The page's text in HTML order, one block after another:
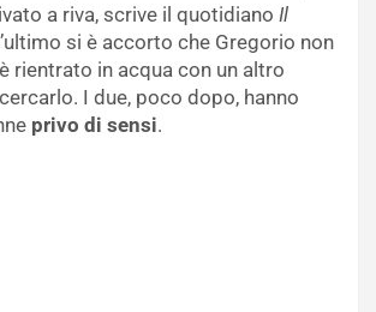
a riva, scrive il quotidiano Il
si è accorto che Gregorio non
rientrato in acqua con un altro
I due, poco dopo, hanno
privo di sensi.